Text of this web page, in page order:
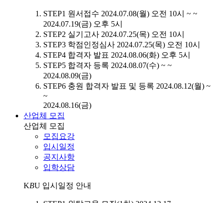
STEP1 원서접수 2024.07.08(월) 오전 10시 ~ ~
2024.07.19(금) 오후 5시
STEP2 실기고사 2024.07.25(목) 오전 10시
STEP3 학점인정심사 2024.07.25(목) 오전 10시
STEP4 합격자 발표 2024.08.06(화) 오후 5시
STEP5 합격자 등록 2024.08.07(수) ~ ~
2024.08.09(금)
STEP6 충원 합격자 발표 및 등록 2024.08.12(월) ~
~
2024.08.16(금)
산업체 모집
산업체 모집
모집요강
입시일정
공지사항
입학상담
KBU 입시일정 안내